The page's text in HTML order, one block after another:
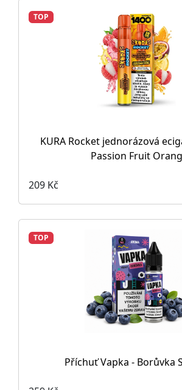
TOP
KURA Rocket jednorázová
Passion Fruit
209 Kč
TOP
Příchuť Vapka - Borůvka